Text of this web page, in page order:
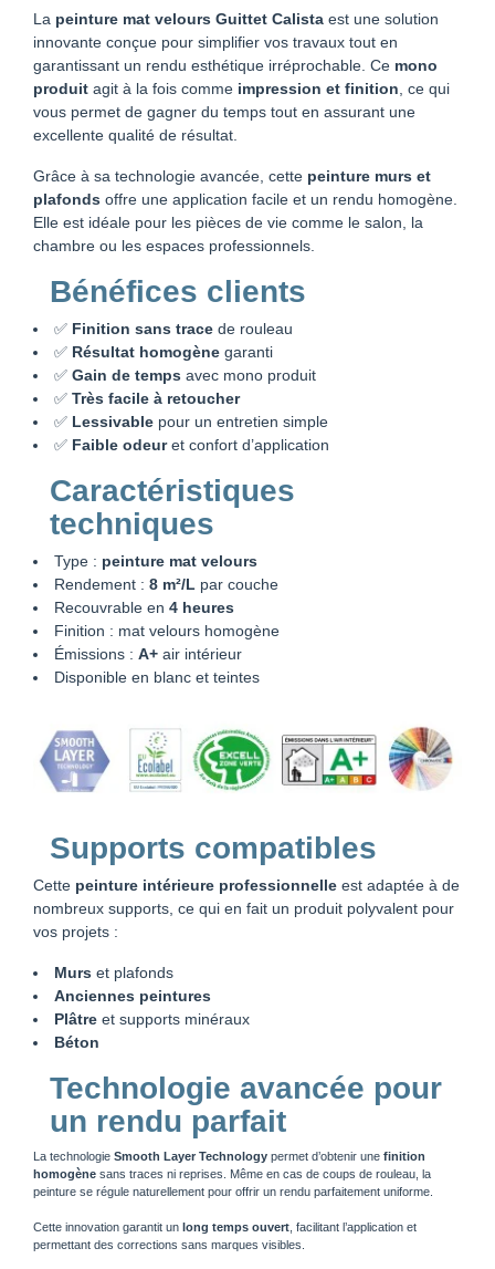
La peinture mat velours Guittet Calista est une solution
innovante conçue pour simplifier vos travaux tout en
garantissant un rendu esthétique irréprochable. Ce mono
produit agit à la fois comme impression et finition , ce qui
vous permet de gagner du temps tout en assurant une
excellente qualité de résultat.
Grâce à sa technologie avancée, cette peinture murs et
plafonds offre une application facile et un rendu homogène.
Elle est idéale pour les pièces de vie comme le salon, la
chambre ou les espaces professionnels.
Bénéfices clients
✅ Finition sans trace de rouleau
✅ Résultat homogène garanti
✅ Gain de temps avec mono produit
✅ Très facile à retoucher
✅ Lessivable pour un entretien simple
✅ Faible odeuret confort d’application
Caractéristiques
techniques
Type : peinture mat velours
Rendement : 8 m²/L par couche
Recouvrable en 4 heures
Finition : mat velours homogène
Émissions : A+ air intérieur
Disponible en blanc et teintes
Supports compatibles
Cette peinture intérieure professionnelle est adaptée à de
nombreux supports, ce qui en fait un produit polyvalent pour
vos projets :
Murs et plafonds
Anciennes peintures
Plâtre et supports minéraux
Béton
Technologie avancée pour
un rendu parfait
La technologie Smooth Layer Technology permet d’obtenir une finition
homogène sans traces ni reprises. Même en cas de coups de rouleau, la
peinture se régule naturellement pour offrir un rendu parfaitement uniforme.
Cette innovation garantit un long temps ouvert , facilitant l’application et
permettant des corrections sans marques visibles.